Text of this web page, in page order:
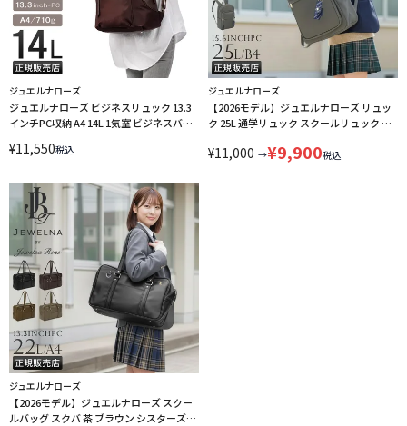
ジュエルナローズ
ジュエルナローズ ビジネスリュック 13.3
インチPC収納 A4 14L 1気室 ビジネスバッ
¥11,550税込
ジュエルナローズ
【2026モデル】ジュエルナローズ リュッ
ク 25L 通学リュック スクールリュック ス
Jewelna Rose 68913
¥11,000 →¥9,900税込
ジュエルナローズ
【2026モデル】ジュエルナローズ スクー
ルバッグ スクバ 茶 ブラウン シスターズバ